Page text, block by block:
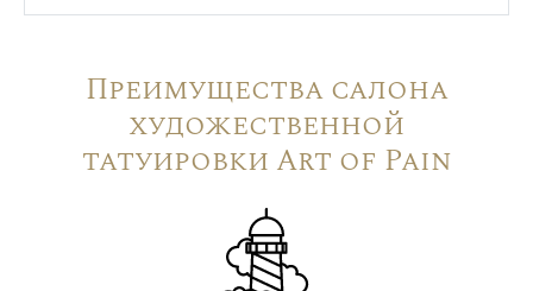
Преимущества салона
художественной
татуировки Art of Pain